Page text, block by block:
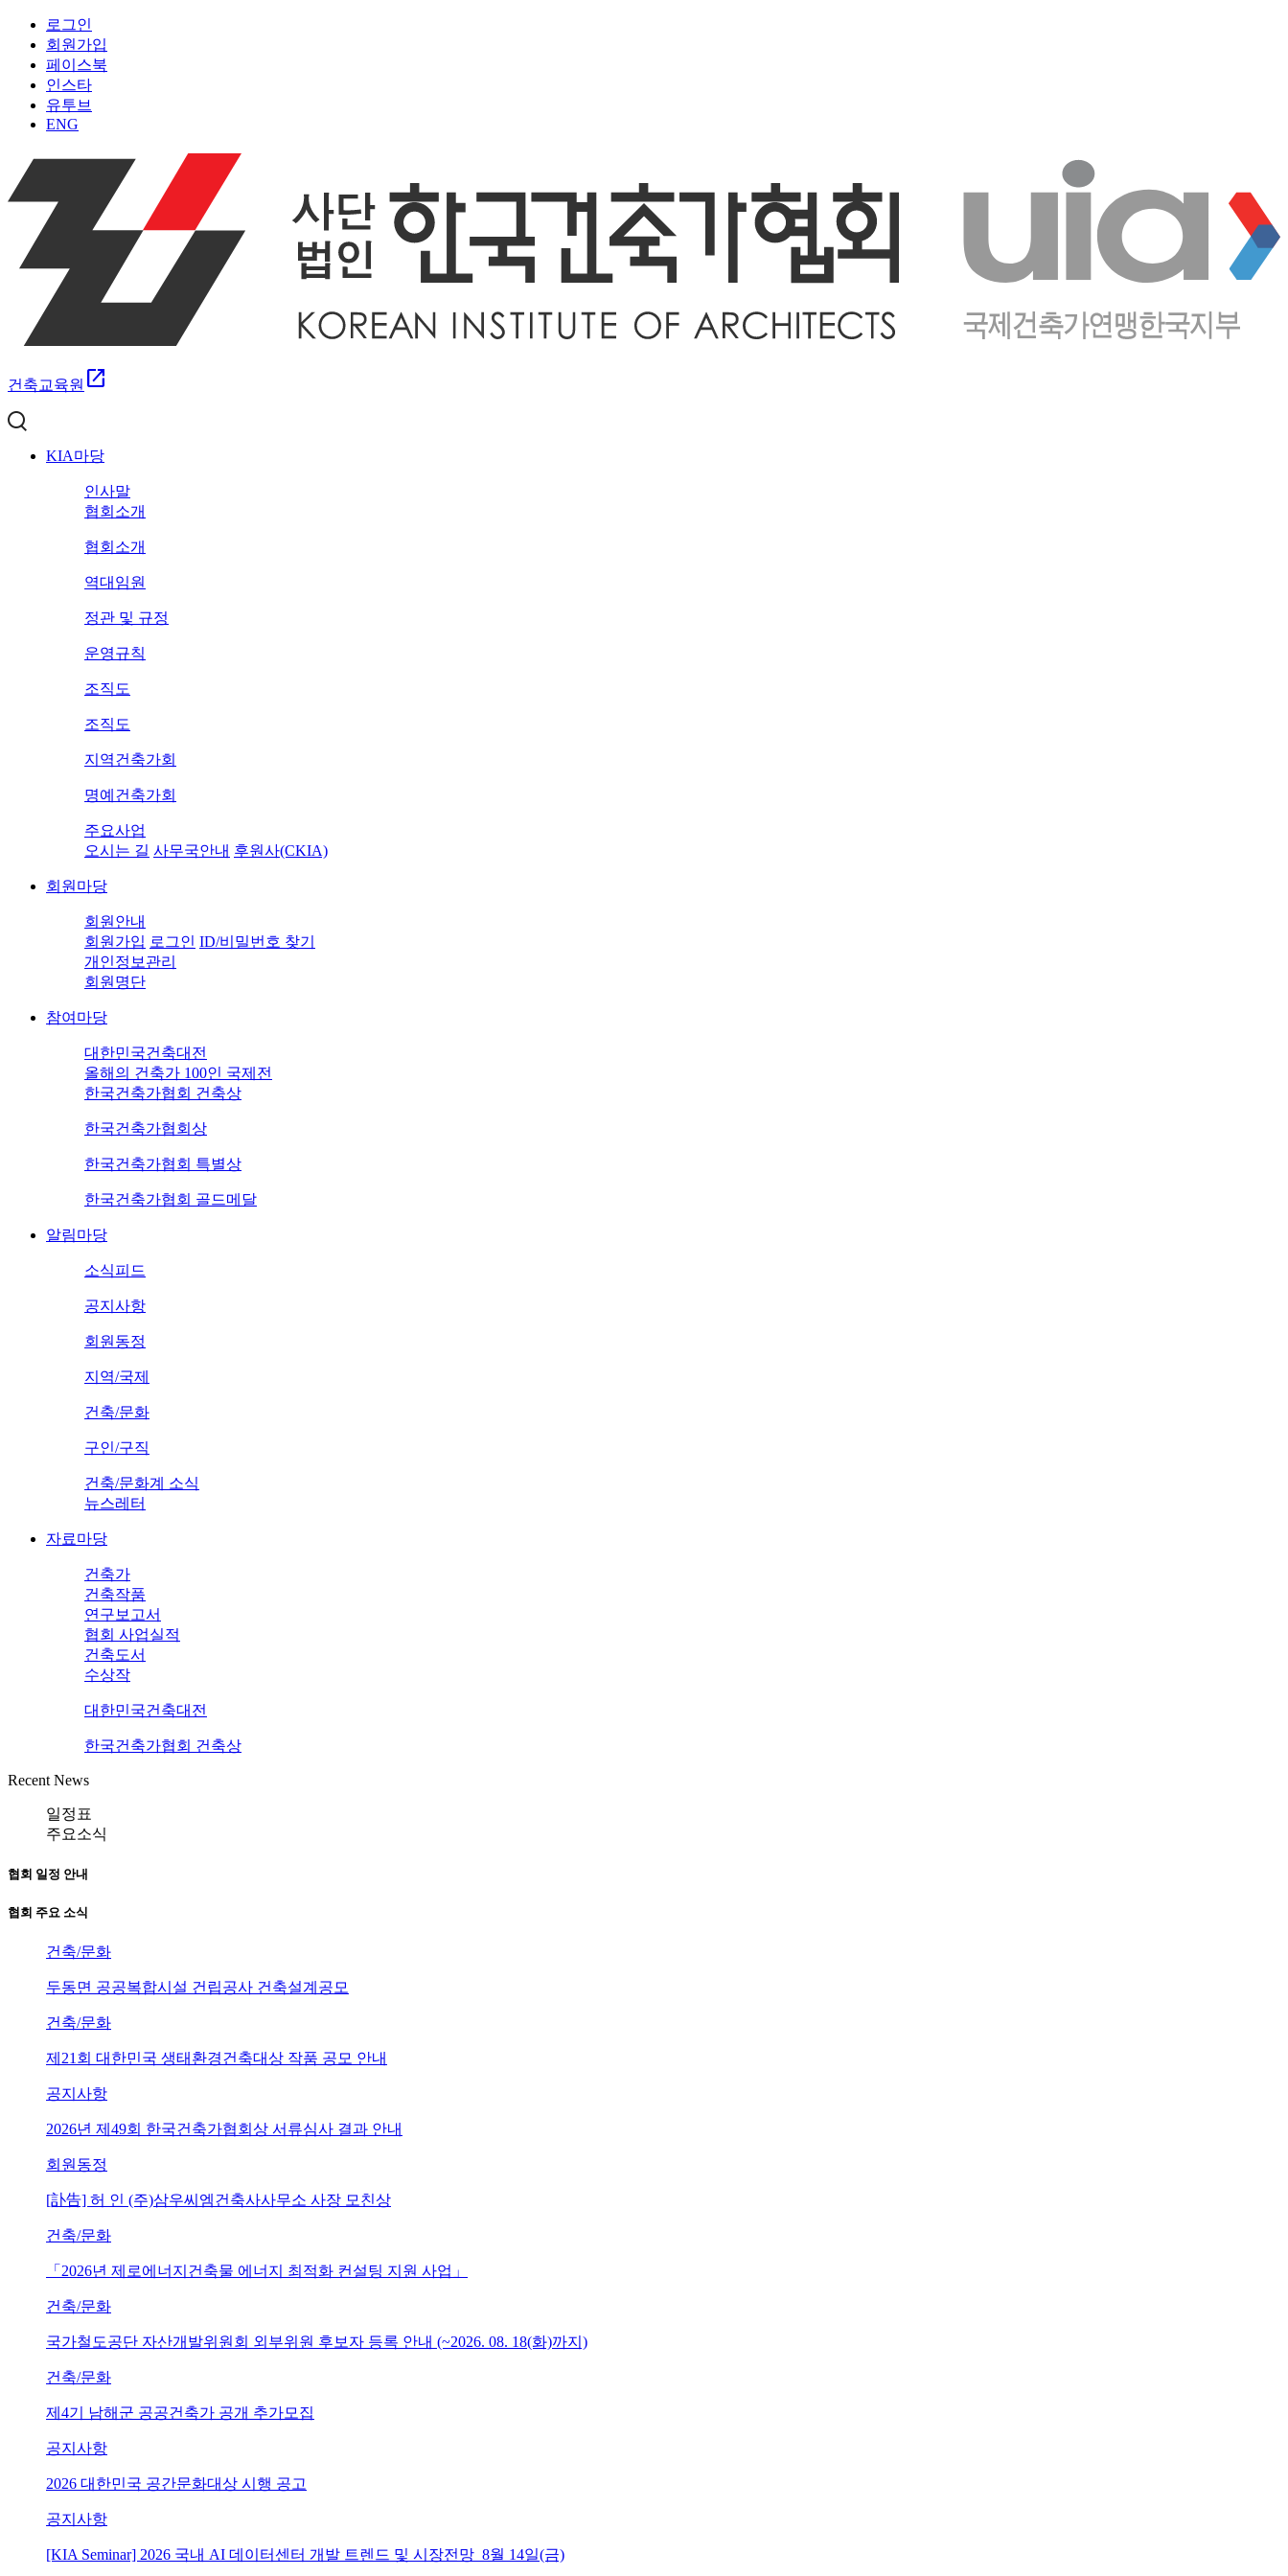
로그인
회원가입
페이스북
인스타
유투브
ENG
건축교육원 open_in_new
KIA마당
인사말
협회소개
협회소개
역대임원
정관 및 규정
운영규칙
조직도
조직도
지역건축가회
명예건축가회
주요사업
오시는 길 사무국안내 후원사(CKIA)
회원마당
회원안내
회원가입 로그인 ID/비밀번호 찾기
개인정보관리
회원명단
참여마당
대한민국건축대전
올해의 건축가 100인 국제전
한국건축가협회 건축상
한국건축가협회상
한국건축가협회 특별상
한국건축가협회 골드메달
알림마당
소식피드
공지사항
회원동정
지역/국제
건축/문화
구인/구직
건축/문화계 소식
뉴스레터
자료마당
건축가
건축작품
연구보고서
협회 사업실적
건축도서
수상작
대한민국건축대전
한국건축가협회 건축상
Recent News
일정표
주요소식
협회 일정 안내
협회 주요 소식
건축/문화
두동면 공공복합시설 건립공사 건축설계공모
건축/문화
제21회 대한민국 생태환경건축대상 작품 공모 안내
공지사항
2026년 제49회 한국건축가협회상 서류심사 결과 안내
회원동정
[訃告] 허 인 (주)삼우씨엠건축사사무소 사장 모친상
건축/문화
「2026년 제로에너지건축물 에너지 최적화 컨설팅 지원 사업」
건축/문화
국가철도공단 자산개발위원회 외부위원 후보자 등록 안내 (~2026. 08. 18(화)까지)
건축/문화
제4기 남해군 공공건축가 공개 추가모집
공지사항
2026 대한민국 공간문화대상 시행 공고
공지사항
[KIA Seminar] 2026 국내 AI 데이터센터 개발 트렌드 및 시장전망_8월 14일(금)